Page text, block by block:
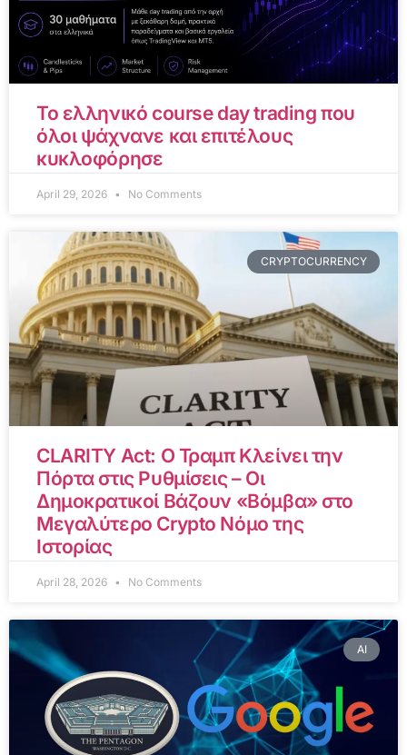
Το ελληνικό course day trading που
όλοι ψάχνανε και επιτέλους
κυκλοφόρησε
April 29, 2026 No Comments
CRYPTOCURRENCY
CLARITY Act: Ο Τραμπ Κλείνει την
Πόρτα στις Ρυθμίσεις – Οι
Δημοκρατικοί Βάζουν «Βόμβα» στο
Μεγαλύτερο Crypto Νόμο της
Ιστορίας
April 28, 2026 No Comments
AI